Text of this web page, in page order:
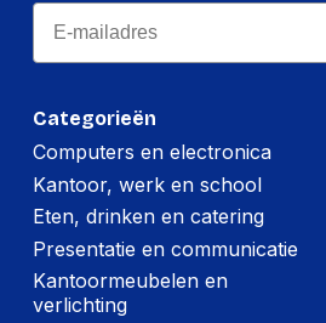
Categorieën
Computers en electronica
Kantoor, werk en school
Eten, drinken en catering
Presentatie en communicatie
Kantoormeubelen en
verlichting
Email